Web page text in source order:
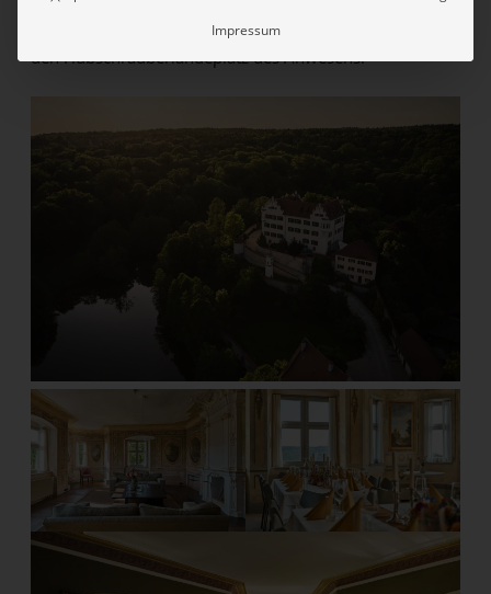
Wer sich einen großen Auftritt garantieren möchte, nutzt
den Hubschrauberlandeplatz des Anwesens.
Impressum